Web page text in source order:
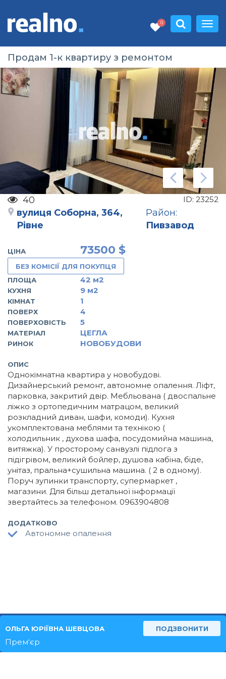
0
Продам 1-к квартиру з ремонтом
40 ID: 23252
вулиця Соборна, 364,
Рівне
Район:
Пивзавод
ЦІНА 73500 $
БЕЗ КОМІСІЇ ДЛЯ ПОКУПЦЯ
ПЛОЩА
42 м2
КУХНЯ 9 м2
КІМНАТ 1
ПОВЕРХ 4
ПОВЕРХОВІСТЬ 5
МАТЕРІАЛ ЦЕГЛА
РИНОК НОВОБУДОВИ
ОЛЬГА ЮРІЇВНА ШЕВЦОВА ПОДЗВОНИТИ
Прем‘єр
ОПИС
Однокімнатна квартира у новобудові.
Дизайнерський ремонт, автономне опалення. Ліфт,
парковка, закритий двір. Мебльована ( двоспальне
ліжко з ортопедичним матрацом, великий
розкладний диван, шафи, комоди). Кухня
укомплектована меблями та технікою (
холодильник , духова шафа, посудомийна машина,
витяжка). У просторому санвузлі підлога з
підігрівом, великий бойлер, душова кабіна, біде,
унітаз, пральна+сушильна машина. ( 2 в одному).
Поруч зупинки транспорту, супермаркет ,
магазини. Для більш детальної інформації
звертайтесь за телефоном. 0963904808
ДОДАТКОВО
Автономне опалення
ТЕХ.ПІДТРИМКА
© 2026 REALNO.ESTATE ВСІ ПРАВА ЗАХИЩЕНО.